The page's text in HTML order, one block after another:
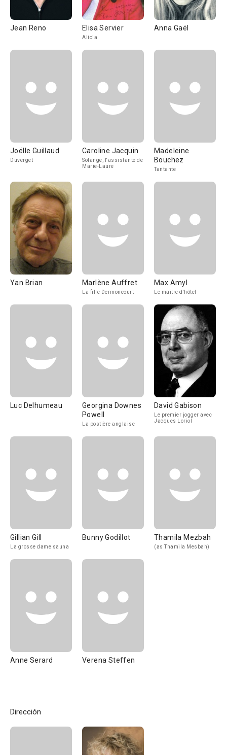
Jean Reno Elisa Servier
Alicia
Anna Gaël
Joëlle Guillaud
Duverget
Caroline Jacquin
Solange, l'assistante de
Marie-Laure
Madeleine
Bouchez
Tantante
Yan Brian Marlène Auffret
La fille Dermoncourt
Max Amyl
Le maître d'hôtel
Luc Delhumeau
Georgina Downes
Powell
La postière anglaise
David Gabison
Le premier jogger avec
Jacques Loriol
Gillian Gill
La grosse dame sauna
Bunny Godillot Thamila Mezbah
(as Thamila Mesbah)
Anne Serard Verena Steffen
Dirección